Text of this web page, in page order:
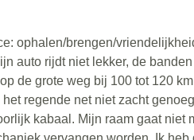
ophalen/brengen/
auto rijdt niet lekker, de
de grote weg bij 100 tot 120
regende net niet zacht
kabaal. Mijn raam gaat niet